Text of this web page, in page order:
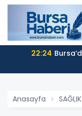
22:24
Anasayfa SAĞLIK